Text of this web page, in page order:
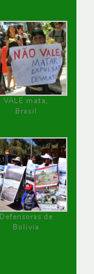
VALE mata,
Brasil
Defensoras de
Bolivia